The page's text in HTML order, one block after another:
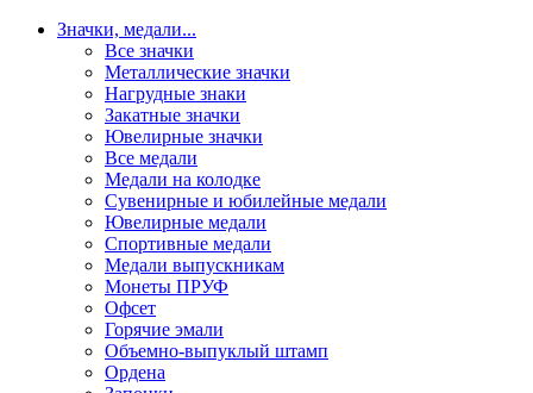
Значки, медали...
Все значки
Металлические значки
Нагрудные знаки
Закатные значки
Ювелирные значки
Все медали
Медали на колодке
Сувенирные и юбилейные медали
Ювелирные медали
Спортивные медали
Медали выпускникам
Монеты ПРУФ
Офсет
Горячие эмали
Объемно-выпуклый штамп
Ордена